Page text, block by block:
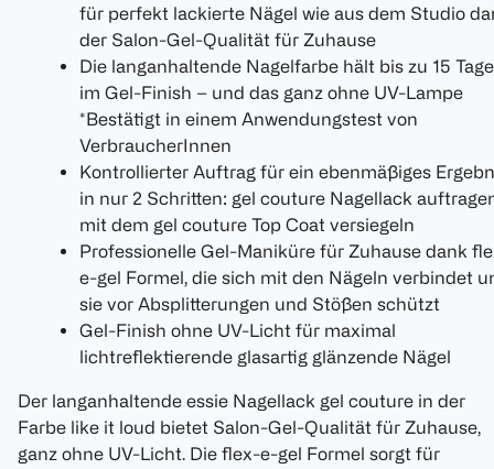
für perfekt lackierte Nägel wie aus dem Studio
der Salon-Gel-Qualität für Zuhause
Die langanhaltende Nagelfarbe hält bis zu 15
im Gel-Finish – und das ganz ohne UV-Lampe
*Bestätigt in einem Anwendungstest von
VerbraucherInnen
Kontrollierter Auftrag für ein ebenmäßiges
in nur 2 Schritten: gel couture Nagellack
mit dem gel couture Top Coat versiegeln
Professionelle Gel-Maniküre für Zuhause dank
e-gel Formel, die sich mit den Nägeln verbindet
sie vor Absplitterungen und Stößen schützt
Gel-Finish ohne UV-Licht für maximal
lichtreflektierende glasartig glänzende Nägel
Der langanhaltende essie Nagellack gel couture in der
Farbe like it loud bietet Salon-Gel-Qualität für Zuhause,
ganz ohne UV-Licht. Die flex-e-gel Formel sorgt für